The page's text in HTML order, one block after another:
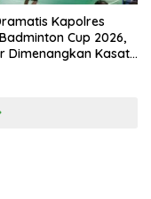
Kapolres
Cup 2026,
Dimenangkan Kasat